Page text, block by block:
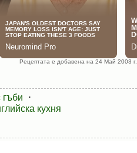
Рецептата е добавена на 24 Май 2003 г.
гъби
⋅
кухня